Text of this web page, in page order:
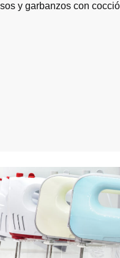
y garbanzos con